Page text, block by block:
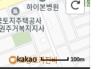
100m